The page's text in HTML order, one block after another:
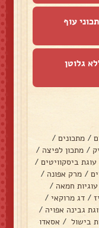
עוף
גלוטן
/ מתכונים /
/ מתכון לפיצה /
עוגת ביסקוויטים /
/ מרק אפונה /
עוגיות חמאה /
/ דג מרוקאי /
גבינה אפויה /
בישול / אסאדו